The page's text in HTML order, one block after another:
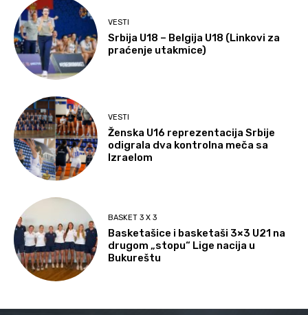
VESTI
Srbija U18 – Belgija U18 (Linkovi za
praćenje utakmice)
VESTI
Ženska U16 reprezentacija Srbije
odigrala dva kontrolna meča sa
Izraelom
BASKET 3 X 3
Basketašice i basketaši 3×3 U21 na
drugom „stopu“ Lige nacija u
Bukureštu